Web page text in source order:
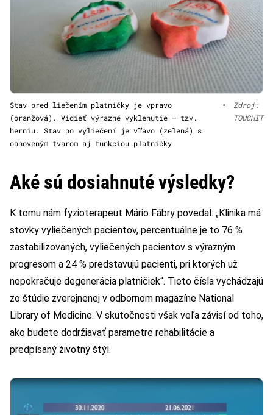
Stav pred liečením platničky je vpravo
(oranžová). Vidieť výrazné vyklenutie – tzv.
herniu. Stav po vyliečení je vľavo (zelená) s
obnoveným tvarom aj funkciou platničky
•
Zdroj:
TOUCHIT
Aké sú dosiahnuté výsledky?
K tomu nám fyzioterapeut Mário Fábry povedal: „Klinika má
stovky vyliečených pacientov, percentuálne je to 76 %
zastabilizovaných, vyliečených pacientov s výrazným
progresom a 24 % predstavujú pacienti, pri ktorých už
nepokračuje degenerácia platničiek“. Tieto čísla vychádzajú
zo štúdie zverejnenej v odbornom magazíne National
Library of Medicine. V skutočnosti však veľa závisí od toho,
ako budete dodržiavať parametre rehabilitácie a
predpísaný životný štýl.